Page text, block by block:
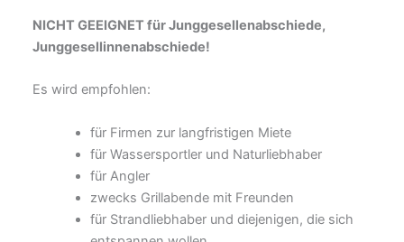
NICHT GEEIGNET für Junggesellenabschiede,
Junggesellinnenabschiede!
Es wird empfohlen:
für Firmen zur langfristigen Miete
für Wassersportler und Naturliebhaber
für Angler
zwecks Grillabende mit Freunden
für Strandliebhaber und diejenigen, die sich